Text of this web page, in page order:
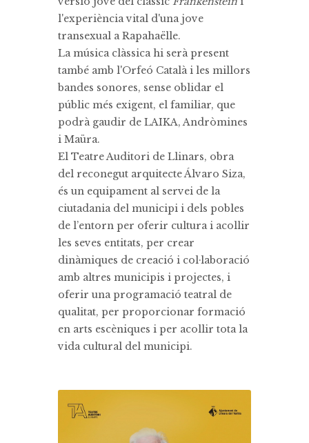
l'experiència vital d'una jove
transexual a Rapahaëlle.
La música clàssica hi serà present
també amb l'Orfeó Català i les millors
bandes sonores, sense oblidar el
públic més exigent, el familiar, que
podrà gaudir de LAIKA, Andròmines
i Maüra.
El Teatre Auditori de Llinars, obra
del reconegut arquitecte Álvaro Siza,
és un equipament al servei de la
ciutadania del municipi i dels pobles
de l’entorn per oferir cultura i acollir
les seves entitats, per crear
dinàmiques de creació i col·laboració
amb altres municipis i projectes, i
oferir una programació teatral de
qualitat, per proporcionar formació
en arts escèniques i per acollir tota la
vida cultural del municipi.